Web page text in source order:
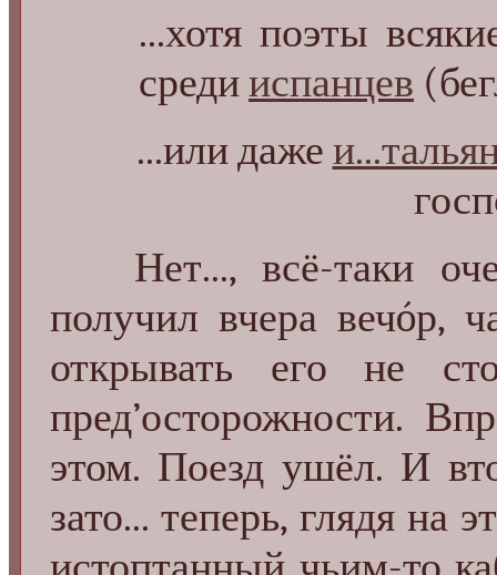
...хотя поэты
средииспанцев
...или даже
Нет..., всё-таки
получил вчера вечóр,
открывать его не
пред’осторожности.
этом. Поезд ушёл. И
зато... теперь, глядя на